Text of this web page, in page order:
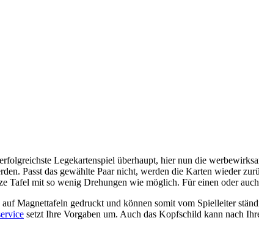
Legekartenspiel überhaupt, hier nun die
Passt das gewählte Paar nicht, werden die Karten wieder
Tafel mit so wenig Drehungen wie möglich. Für einen oder
Magnettafeln gedruckt und können somit vom Spielleiter
setzt Ihre Vorgaben um. Auch das Kopfschild kann nach